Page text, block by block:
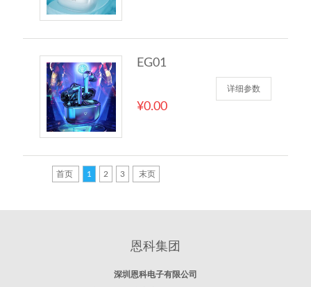
EG01
¥0.00
详细参数
首页 1 2 3 末页
恩科集团
深圳恩科电子有限公司